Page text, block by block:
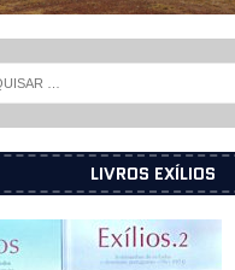
LIVROS EXÍLIOS